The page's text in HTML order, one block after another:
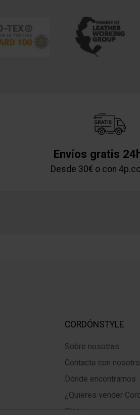
Envíos gratis
Desde 30€ o con
CORDÓNSTYLE
Sobre nosotras
Contacte con
Dónde encontrarnos
¿Quieres vender
Blog